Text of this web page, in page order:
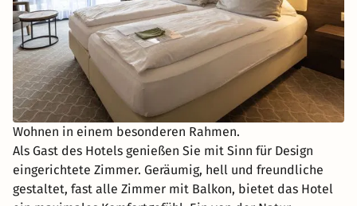
Wohnen in einem besonderen Rahmen.
Als Gast des Hotels genießen Sie mit Sinn für Design
eingerichtete Zimmer. Geräumig, hell und freundliche
gestaltet, fast alle Zimmer mit Balkon, bietet das Hotel